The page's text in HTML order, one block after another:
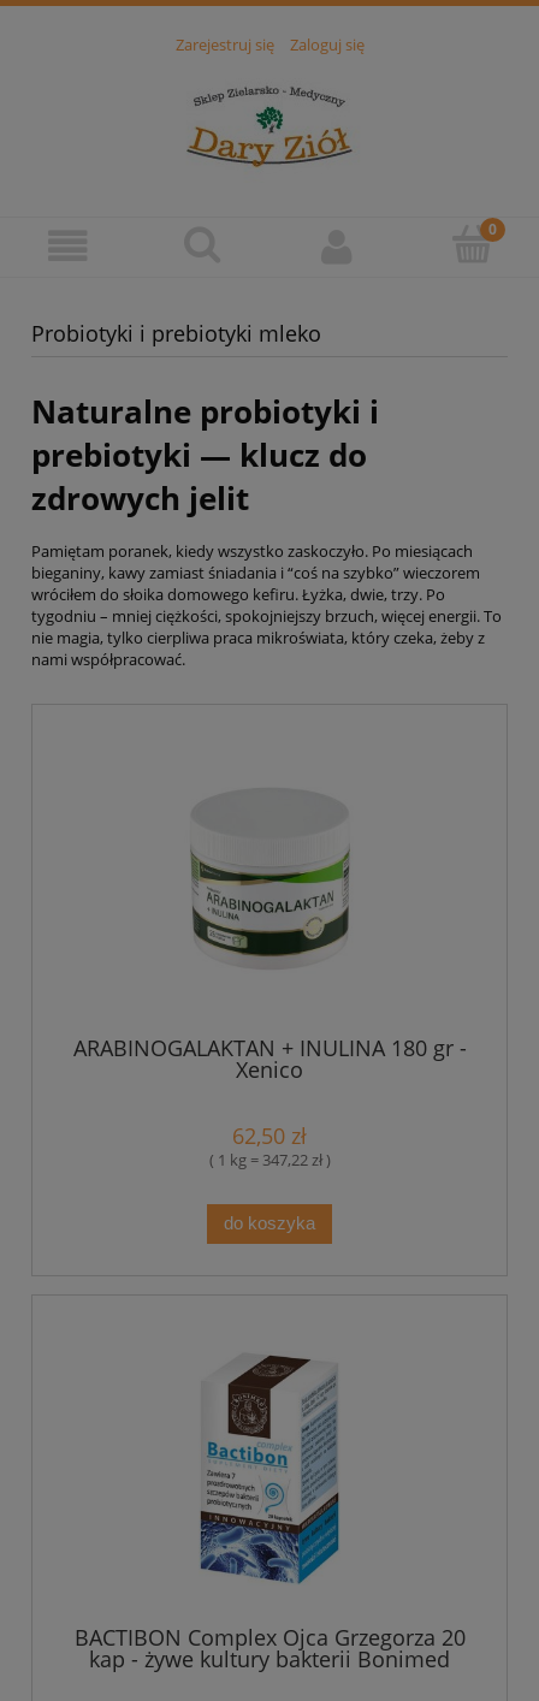
Zarejestruj się Zaloguj się
Probiotyki i prebiotyki mleko
Naturalne probiotyki i
prebiotyki — klucz do
zdrowych jelit
Pamiętam poranek, kiedy wszystko zaskoczyło. Po miesiącach
bieganiny, kawy zamiast śniadania i “coś na szybko” wieczorem
wróciłem do słoika domowego kefiru. Łyżka, dwie, trzy. Po
tygodniu – mniej ciężkości, spokojniejszy brzuch, więcej energii. To
nie magia, tylko cierpliwa praca mikroświata, który czeka, żeby z
nami współpracować.
ARABINOGALAKTAN + INULINA 180 gr -
Xenico
62,50 zł
( 1 kg = 347,22 zł )
do koszyka
BACTIBON Complex Ojca Grzegorza 20
kap - żywe kultury bakterii Bonimed